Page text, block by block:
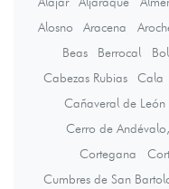
Alosno
Aracena
Beas
Berrocal
Cabezas Rubias
Cala
Cañaveral de León
Cerro de
Cortegana
Cumbres de San